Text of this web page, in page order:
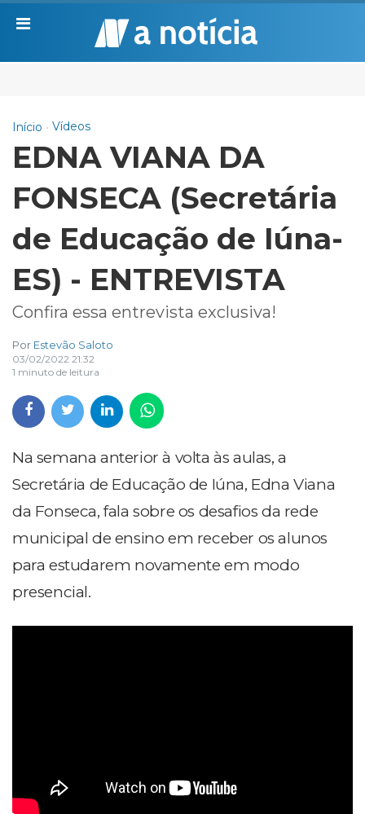
Início Vídeos
EDNA VIANA DA
FONSECA (Secretária
de Educação de Iúna-
ES) - ENTREVISTA
Confira essa entrevista exclusiva!
Por Estevão Saloto
03/02/2022 21:32
1 minuto de leitura
Na semana anterior à volta às aulas, a
Secretária de Educação de Iúna, Edna Viana
da Fonseca, fala sobre os desafios da rede
municipal de ensino em receber os alunos
para estudarem novamente em modo
presencial.